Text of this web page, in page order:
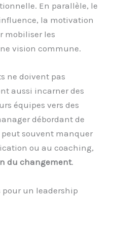
En parallèle, le
la motivation
mobiliser les
vision commune.
ne doivent pas
aussi incarner des
équipes vers des
débordant de
souvent manquer
ou au coaching,
du changement.
pour un leadership